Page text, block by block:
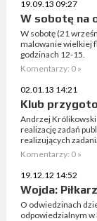
19.09.13 09:27
W sobotę na
W sobotę (21
malowanie wielkiej
godzinach 12-15.
Komentarzy: 0 »
02.01.13 14:21
Klub
Andrzej
realizację zadań
realizujących
Komentarzy: 0 »
19.12.12 14:52
Wojda:
O odwiedzinach
odpowiedzialnym w